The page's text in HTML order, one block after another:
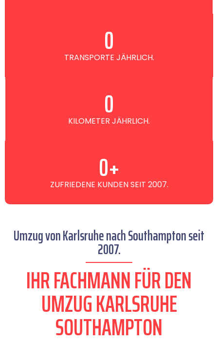
TRANSPORTE JÄHRLICH.
0
KILOMETER JÄHRLICH.
0
ZUFRIEDENE KUNDEN SEIT 2007.
0+
Umzug von Karlsruhe nach Southampton seit
2007.
IHR FACHMANN FÜR DEN
UMZUG KARLSRUHE
SOUTHAMPTON